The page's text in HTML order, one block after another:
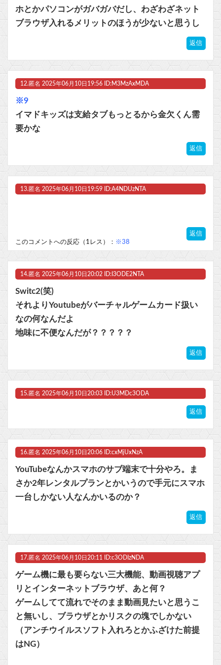
ホとかパソコンがガバガバだし、わざわざネット
ブラウザ入れるメリットのほうが少ないと思うし
返信
12. 匿名 2025年06月10日19:56 ID:M3MzAxMDA
※9
イマドキッズは支給タブもっとるから金欠くん需
要かな
返信
13. 匿名 2025年06月10日19:59 ID:A4NDUzNTA
返信
このコメントへの反応（1レス）： ※38
14. 匿名 2025年06月10日20:02 ID:I3ODE2NTA
Switc2(笑)
それよりYoutubeがバーチャルゲームカード扱い
なの何なんだよ
地味に不便なんだが？？？？？
返信
15. 匿名 2025年06月10日20:03 ID:U3MDc3ODA
返信
16. 匿名 2025年06月10日20:06 ID:cxMjUxNzA
YouTubeなんかスマホのサブ端末で十分やろ。ま
さか2年レンタルプランとかいうので手元にスマホ
一台しかない人なんかいるのか？
返信
17. 匿名 2025年06月10日20:11 ID:c3ODIzNDA
ゲーム機に最も要らない三大機能、動画視聴アプ
リとインターネットブラウザ、あと何？
ゲームしてて流れでそのまま動画見たいと思うこ
と無いし、ブラウザとかリスクの塊でしかない
（アンチウイルスソフト入れろとかふざけた前提
はNG）